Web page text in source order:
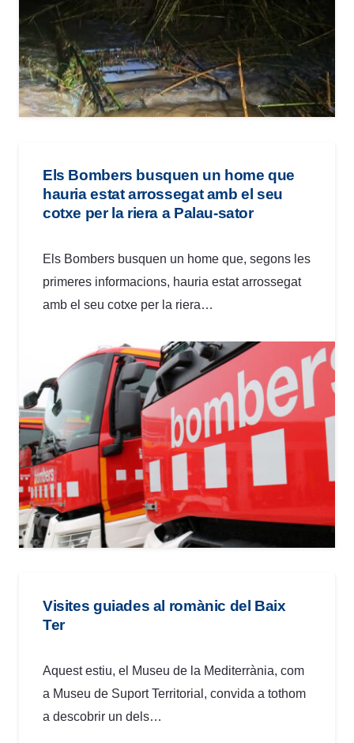
Els Bombers busquen un home que
hauria estat arrossegat amb el seu
cotxe per la riera a Palau-sator
Els Bombers busquen un home que, segons les
primeres informacions, hauria estat arrossegat
amb el seu cotxe per la riera…
Visites guiades al romànic del Baix
Ter
Aquest estiu, el Museu de la Mediterrània, com
a Museu de Suport Territorial, convida a tothom
a descobrir un dels…